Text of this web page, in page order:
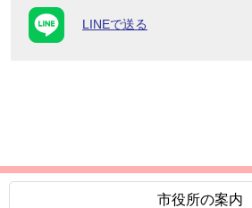
LINEで送る
市役所の案内